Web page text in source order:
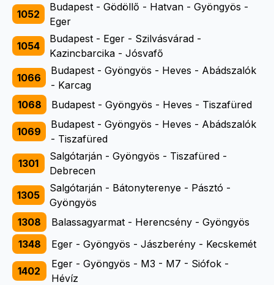
1052
Budapest - Gödöllő - Hatvan - Gyöngyös -
Eger
1054
Budapest - Eger - Szilvásvárad -
Kazincbarcika - Jósvafő
1066
Budapest - Gyöngyös - Heves - Abádszalók
- Karcag
1068
Budapest - Gyöngyös - Heves - Tiszafüred
1069
Budapest - Gyöngyös - Heves - Abádszalók
- Tiszafüred
1301
Salgótarján - Gyöngyös - Tiszafüred -
Debrecen
1305
Salgótarján - Bátonyterenye - Pásztó -
Gyöngyös
1308
Balassagyarmat - Herencsény - Gyöngyös
1348
Eger - Gyöngyös - Jászberény - Kecskemét
1402
Eger - Gyöngyös - M3 - M7 - Siófok -
Hévíz